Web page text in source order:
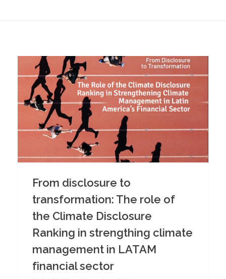
From disclosure to
transformation: The role of
the Climate Disclosure
Ranking in strengthing climate
management in LATAM
financial sector